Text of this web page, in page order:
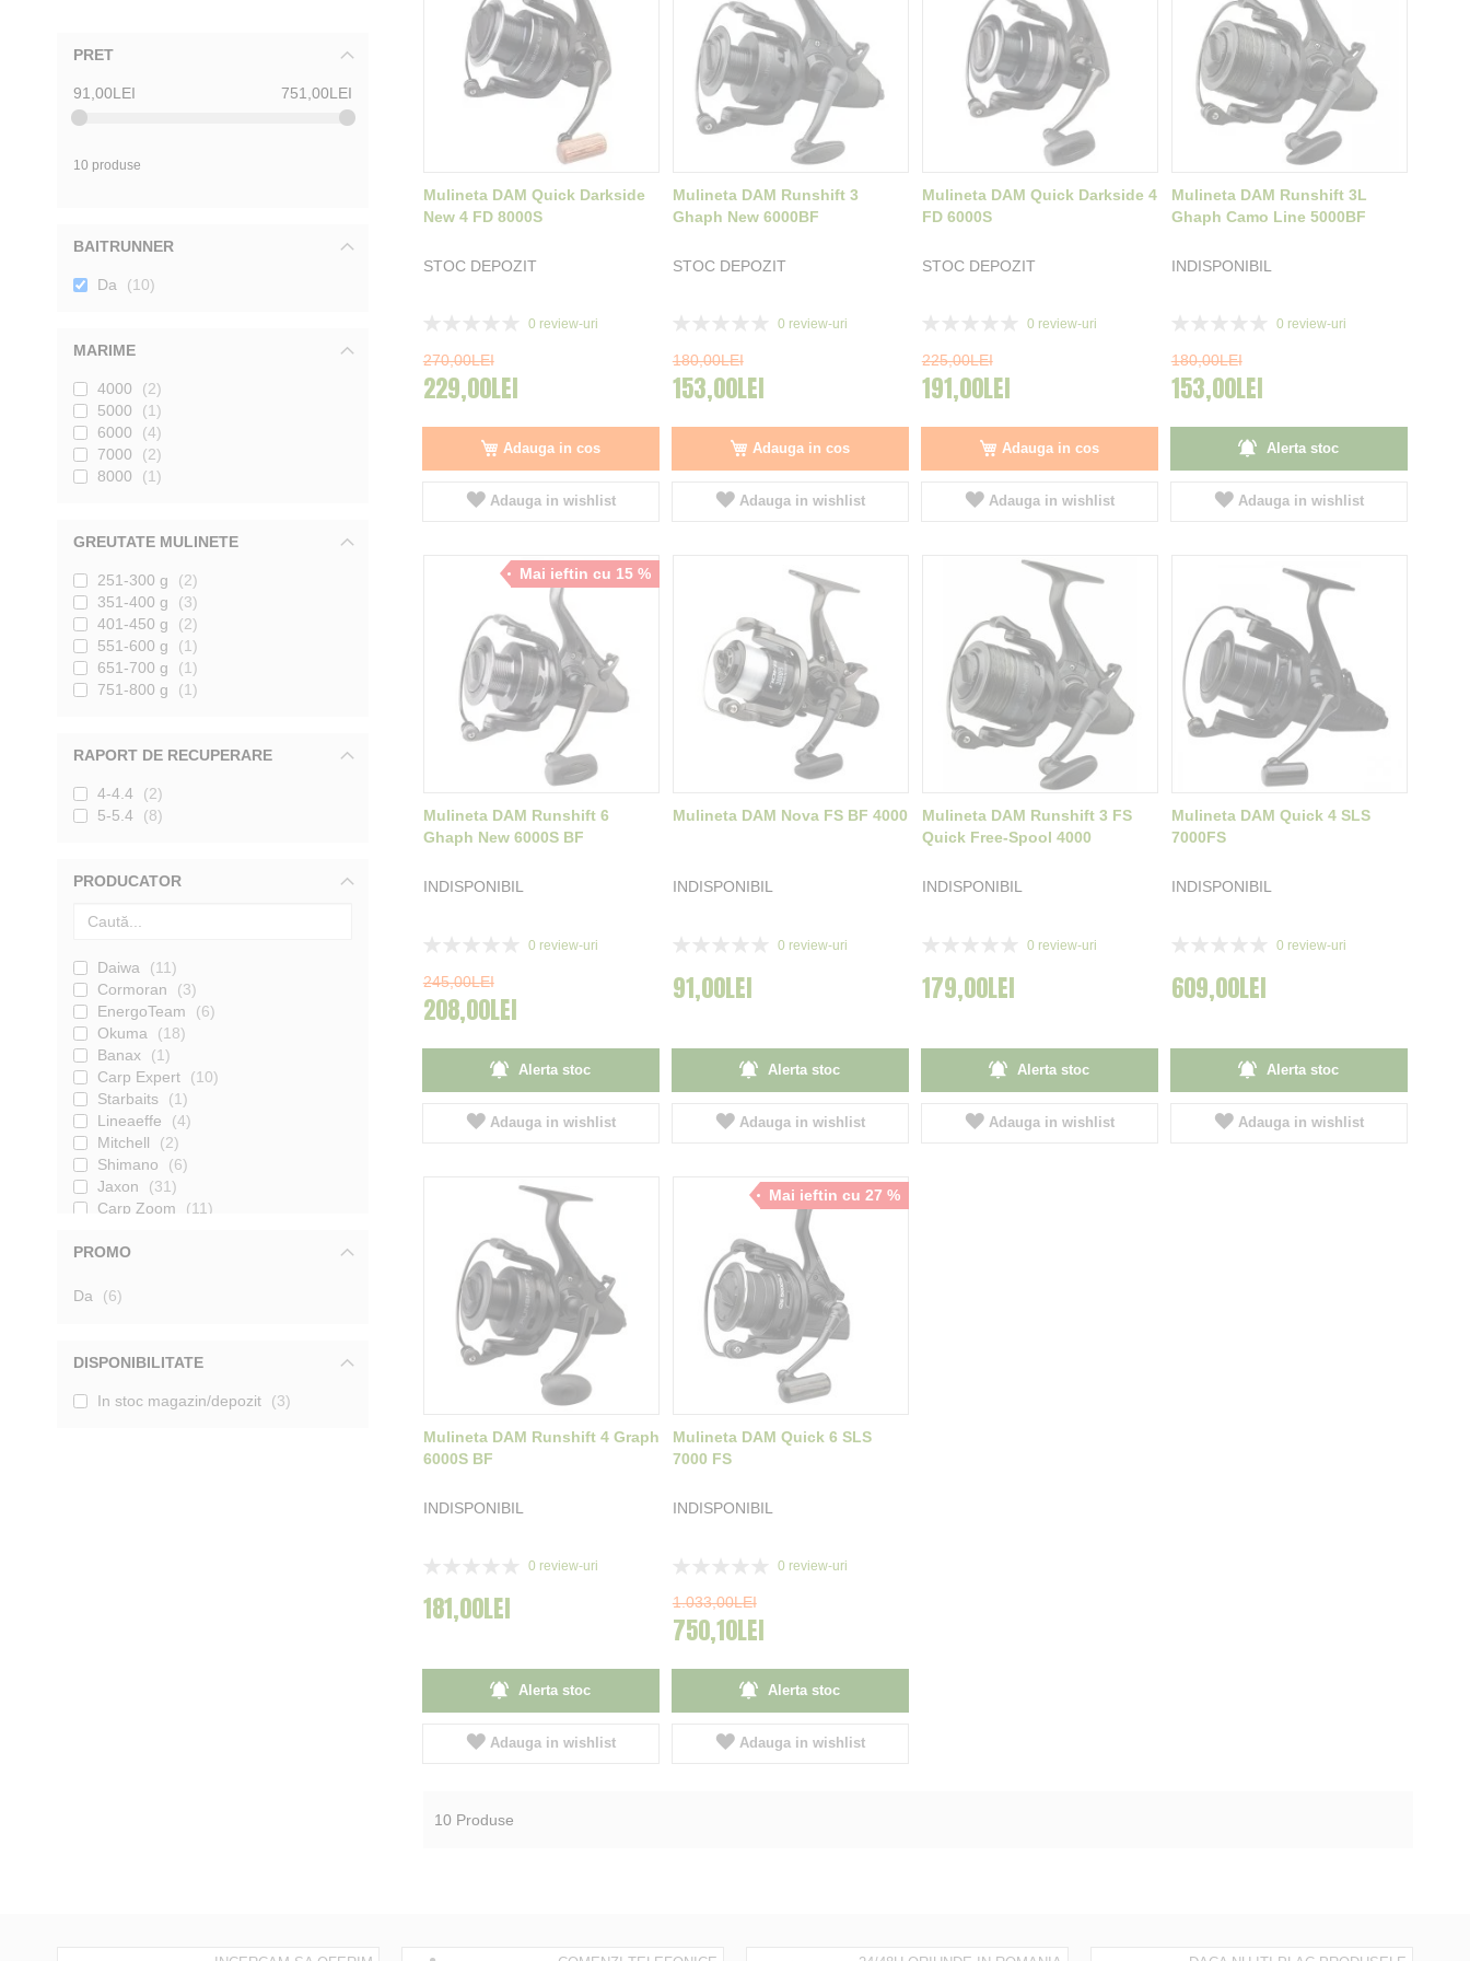
Mulineta DAM Quick Darkside
New 4 FD 8000S
STOC DEPOZIT
0 review-uri
270,00LEI
229,00LEI
Adauga in cos
Adauga in wishlist
Mulineta DAM Runshift 3
Ghaph New 6000BF
STOC DEPOZIT
0 review-uri
180,00LEI
153,00LEI
Adauga in cos
Adauga in wishlist
Mulineta DAM Quick Darkside 4
FD 6000S
STOC DEPOZIT
0 review-uri
225,00LEI
191,00LEI
Adauga in cos
Adauga in wishlist
Mulineta DAM Runshift 3L
Ghaph Camo Line 5000BF
INDISPONIBIL
0 review-uri
180,00LEI
153,00LEI
Alerta stoc
Adauga in wishlist
Mai ieftin cu 15 %
Mulineta DAM Runshift 6
Ghaph New 6000S BF
INDISPONIBIL
0 review-uri
245,00LEI
208,00LEI
Alerta stoc
Adauga in wishlist
Mulineta DAM Nova FS BF 4000
INDISPONIBIL
0 review-uri
91,00LEI
Alerta stoc
Adauga in wishlist
Mulineta DAM Runshift 3 FS
Quick Free-Spool 4000
INDISPONIBIL
0 review-uri
179,00LEI
Alerta stoc
Adauga in wishlist
Mulineta DAM Quick 4 SLS
7000FS
INDISPONIBIL
0 review-uri
609,00LEI
Alerta stoc
Adauga in wishlist
Mulineta DAM Runshift 4 Graph
6000S BF
INDISPONIBIL
0 review-uri
181,00LEI
Alerta stoc
Adauga in wishlist
Mai ieftin cu 27 %
Mulineta DAM Quick 6 SLS
7000 FS
INDISPONIBIL
0 review-uri
1.033,00LEI
750,10LEI
Alerta stoc
Adauga in wishlist
10 Produse
PRET
91,00LEI 751,00LEI
10 produse
BAITRUNNER
Da 10
MARIME
4000
2
5000
1
6000
4
7000
2
8000
1
GREUTATE MULINETE
251-300 g
2
351-400 g
3
401-450 g
2
551-600 g
1
651-700 g
1
751-800 g
1
RAPORT DE RECUPERARE
4-4.4
2
5-5.4
8
PRODUCATOR
Daiwa
11
Cormoran
3
EnergoTeam
6
Okuma
18
Banax
1
Carp Expert
10
Starbaits
1
Lineaeffe
4
Mitchell
2
Shimano
6
Jaxon
31
Carp Zoom
11
K-Karp
CarpPro
Fox
3
Penn
1
PROMO
Da 6produse
DISPONIBILITATE
In stoc magazin/depozit 3